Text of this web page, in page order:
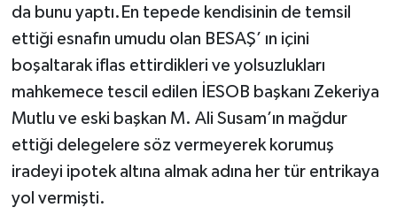
da bunu yaptı.En tepede kendisinin de temsil
ettiği esnafın umudu olan BESAŞ’ ın içini
boşaltarak iflas ettirdikleri ve yolsuzlukları
mahkemece tescil edilen İESOB başkanı Zekeriya
Mutlu ve eski başkan M. Ali Susam’ın mağdur
ettiği delegelere söz vermeyerek korumuş
iradeyi ipotek altına almak adına her tür entrikaya
yol vermişti.